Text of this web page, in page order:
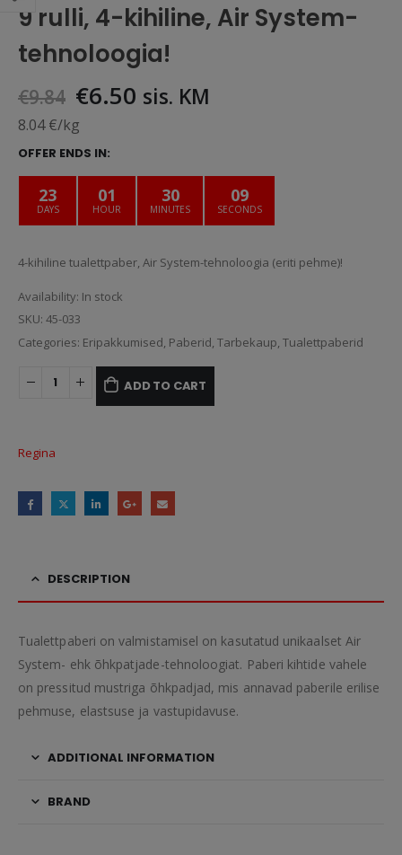
9 rulli, 4-kihiline, Air System-
tehnoloogia!
€9.84 Original
price
was:
€9.84.
€6.50 Current
sis. KM
8.04 €/kg
OFFER ENDS IN:
23
DAYS
01
HOUR
30
MINUTES
09
SECONDS
4-kihiline tualettpaber, Air System-tehnoloogia (eriti pehme)!
Availability: In stock
SKU: 45-033
Categories: Eripakkumised, Paberid, Tarbekaup, Tualettpaberid
ADD TO CART
Regina
DESCRIPTION
Tualettpaberi on valmistamisel on kasutatud unikaalset Air
System- ehk õhkpatjade-tehnoloogiat. Paberi kihtide vahele
on pressitud mustriga õhkpadjad, mis annavad paberile erilise
pehmuse, elastsuse ja vastupidavuse.
ADDITIONAL INFORMATION
BRAND